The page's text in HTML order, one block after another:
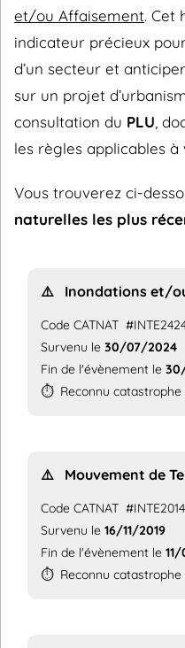
et/ou Affaisement. Cet
indicateur précieux
d’un secteur et
sur un projet
consultation du PLU ,
les règles applicables à
Vous trouverez ci-
naturelles les plus
⚠️ Inondations et/
Code CATNAT
Survenu le 30/07/2024
Fin de l'évènement le
⏱️ Reconnu
⚠️ Mouvement de
Code CATNAT
Survenu le 16/11/2019
Fin de l'évènement le
⏱️ Reconnu